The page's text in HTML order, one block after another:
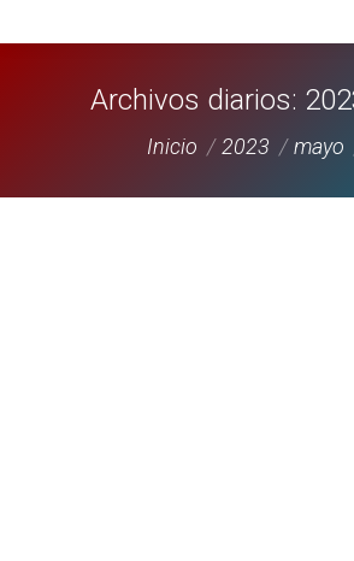
Archivos diarios:
Estás aquí:
Inicio 2023 mayo